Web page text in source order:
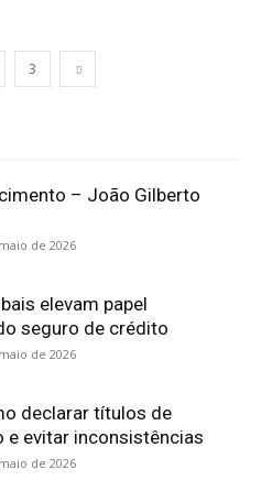
3
– João Gilberto
de 2026
elevam papel
seguro de crédito
de 2026
declarar títulos de
e evitar inconsistências
de 2026